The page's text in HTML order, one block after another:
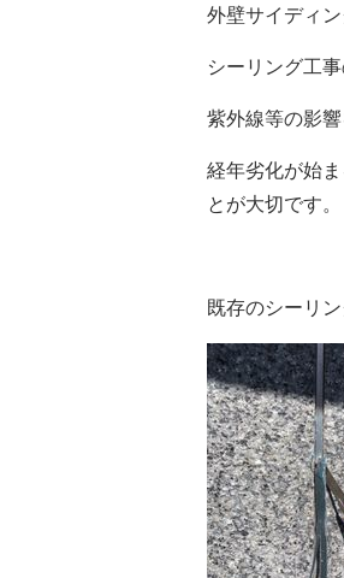
外壁サイディ
シーリング工
紫外線等の影
経年劣化が始
とが大切です。
既存のシーリ